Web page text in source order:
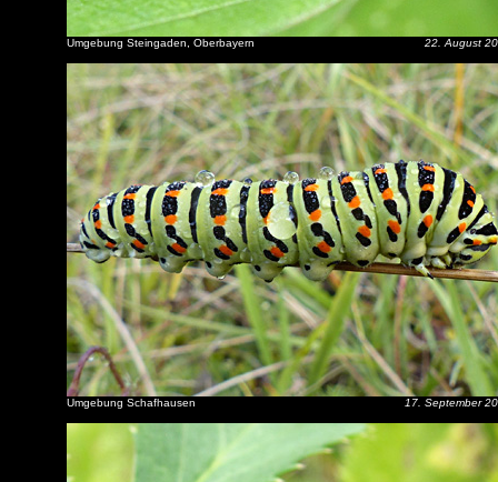
Umgebung Steingaden, Oberbayern 22. August
Umgebung Schafhausen 17. September